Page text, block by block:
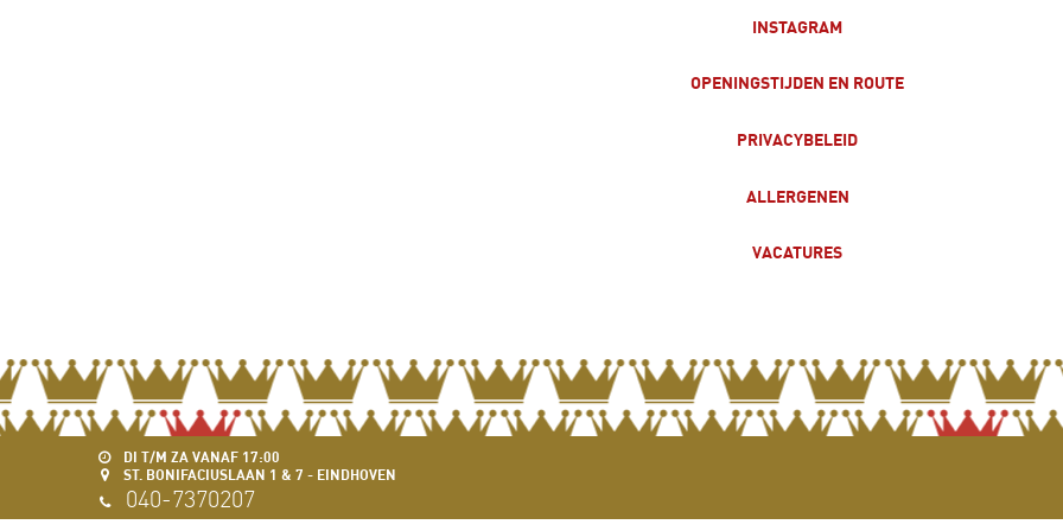
INSTAGRAM
OPENINGSTIJDEN EN ROUTE
PRIVACYBELEID
ALLERGENEN
VACATURES
DI T/M ZA VANAF 17:00
ST. BONIFACIUSLAAN 1 & 7 - EINDHOVEN
040-7370207